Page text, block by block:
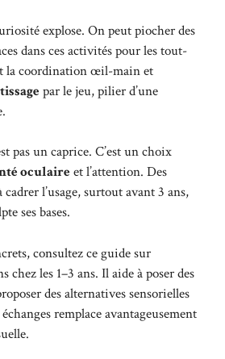
explose. On peut piocher des
dans cesactivités pour les tout-
la coordination œil-main et
par le jeu, pilier d’une
pas un caprice. C’est un choix
oculaireet l’attention. Des
l’usage, surtout avant 3 ans,
ses bases.
consultez ce guide sur
chez les 1–3 ans. Il aide à poser des
des alternatives sensorielles
remplace avantageusement